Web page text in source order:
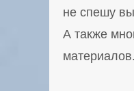
не спешу
А также